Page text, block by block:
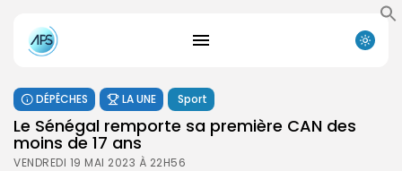
DÉPÊCHES LA UNE Sport
Le Sénégal remporte sa première CAN des
moins de 17 ans
VENDREDI 19 MAI 2023 À 22H56